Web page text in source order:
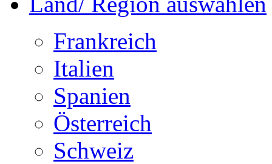
Frankreich
Italien
Spanien
Österreich
Schweiz